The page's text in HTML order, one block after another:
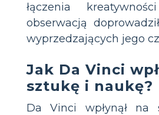
łączenia
obserwacją
wyprzedzających jego
Jak Da Vinci
sztukę i naukę?
Da Vinci wpłynął na